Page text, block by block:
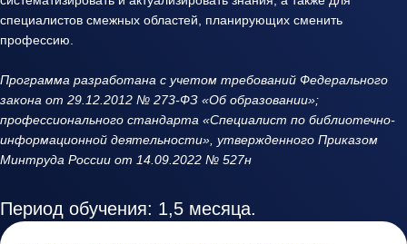
специалистов смежных областей, планирующих сменить
профессию.
Программа разработана с учетом требований Федерального
закона от 29.12.2012 № 273-ФЗ «Об образовании»;
профессионального стандарта «Специалист по библиотечно-
информационной деятельности», утвержденного Приказом
Минтруда России от 14.09.2022 № 527н
Период обучения: 1,5 месяца.